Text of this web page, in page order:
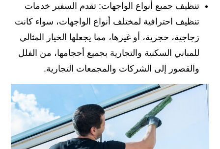
تنظيف جميع أنواع الواجهات: تقدم السفير خدمات
تنظيف احترافية لمختلف أنواع الواجهات، سواء كانت
زجاجية، حجرية، أو غيرها، مما يجعلها الخيار المثالي
للمباني السكنية والتجارية بجميع أحجامها، من الفلل
والقصور إلى الشركات والمجمعات التجارية.